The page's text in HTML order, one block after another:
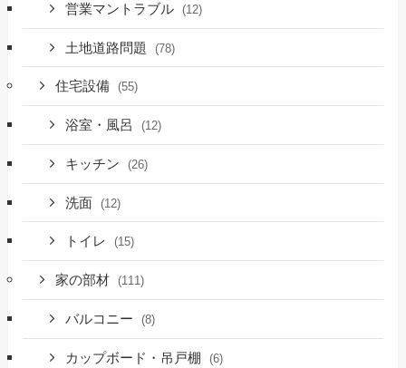
営業マントラブル (12)
土地道路問題 (78)
住宅設備 (55)
浴室・風呂 (12)
キッチン (26)
洗面 (12)
トイレ (15)
家の部材 (111)
バルコニー (8)
カップボード・吊戸棚 (6)